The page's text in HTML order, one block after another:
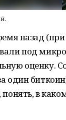
назад
под
оценку.
один
в